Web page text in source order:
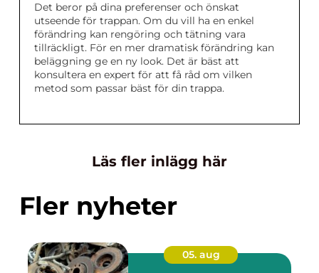
Det beror på dina preferenser och önskat
utseende för trappan. Om du vill ha en enkel
förändring kan rengöring och tätning vara
tillräckligt. För en mer dramatisk förändring kan
beläggning ge en ny look. Det är bäst att
konsultera en expert för att få råd om vilken
metod som passar bäst för din trappa.
Läs fler inlägg här
Fler nyheter
05. aug